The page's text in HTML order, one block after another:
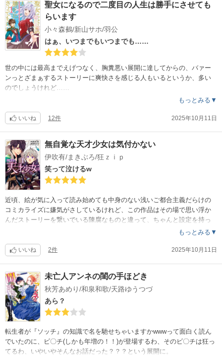
ない。そ、色々突っ込む大人向けの物語ではない。聖女と王子様がでて
くる絵本です。
聖女になるので二度目の人生は勝手にさせても
らいます
小々森鵺/新山サホ/羽公
はぁ、いつまでもいつまでも……
世の中には最高までえげつなく、胸糞悪い展開に達してからの、バァー
ンっとざまぁするストーリーに爽快さを感じる人もいるというか、多い
のでしょうけれど……
私も、悪人がざまぁされるのは好きですよ？好きだけれど……
いう程度ならいいけれど、悪人・性悪がいつまでもいつまでも延々と登
それはもちろん好みの問題だから、作画がどうとか、設定とかストーリ
ーがどうとかという作品自体に問題がある訳ではないのよ。
もっとみる▼
いいね 12件 2025年10月11日
無自覚な天才少女は気付かない
伊吹有/まきぶろ/狂ｚｉｐ
笑って泣けるw
近頃、絵が気に入って読み始めても中身のない浅いご都合主義だらけの
コミカライズに嫌気がさしているけれど、この作品はその場で思い浮か
んだストーリーを繋いでいる陳腐なものと違って、ちゃんと設定を持っ
品を作り出すことは出来なくても評価くらいしたっていいでしょ？w
もっとみる▼
いいね 2件 2025年10月11日
未亡人アンネの閨の手ほどき
秋芳あめり/和泉和歌/天路ゆうつづ
あら？
転生者が『ソッチ』の知識で名を馳せちゃいますかwwwって面白く読ん
でいたのに、ビ〇チ(しかも年増の！！)が登場するわ、そのビ〇チは狂っ
てるわ、いやいやそんなお話だった？？？という展開に。